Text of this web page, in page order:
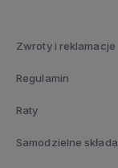
Zwroty i reklamacje
Regulamin
Raty
Samodzielne